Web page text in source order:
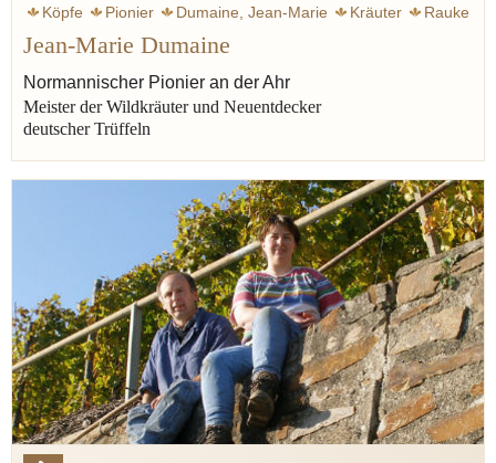
Köpfe Pionier Dumaine, Jean-Marie Kräuter
Rauke
Normandie
Kräuterbüchlein
Jean-Marie Dumaine
Normannischer Pionier an der Ahr
Meister der Wildkräuter und Neuentdecker
deutscher Trüffeln